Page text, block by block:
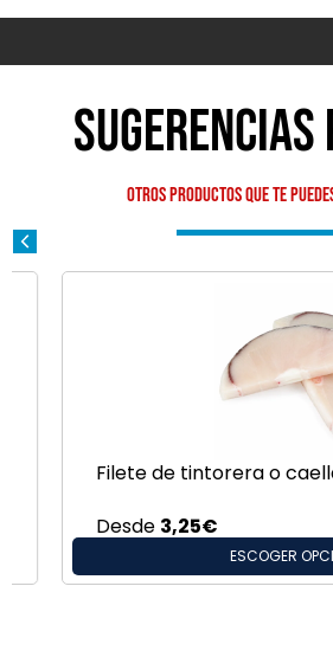
Otros productos que te
Filete de tintorera o caella
Desde3,25€
ESCOGER OPCIÓN